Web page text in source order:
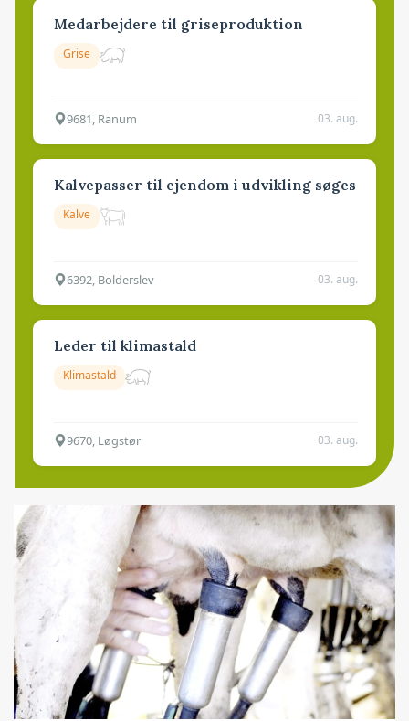
Medarbejdere til griseproduktion
Grise
9681, Ranum 03. aug.
Kalvepasser til ejendom i udvikling søges
Kalve
6392, Bolderslev 03. aug.
Leder til klimastald
Klimastald
9670, Løgstør 03. aug.